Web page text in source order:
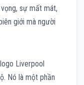
sự mất mát,
giới mà người
Liverpool
Nó là một phần